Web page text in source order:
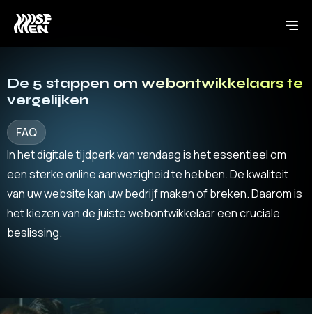
De 5 stappen om webontwikkelaars te
vergelijken
FAQ
In het digitale tijdperk van vandaag is het essentieel om
een ​​sterke online aanwezigheid te hebben. De kwaliteit
van uw website kan uw bedrijf maken of breken. Daarom is
het kiezen van de juiste webontwikkelaar een cruciale
beslissing.